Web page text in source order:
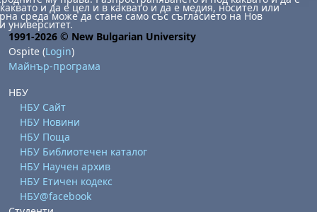
и да е цел и в каквато и да е медия, носител или
среда може да стане само със съгласието на Нов
университет.
1991-2026 © New Bulgarian University
Ospite (Login)
Майнър-програма
НБУ
НБУ Сайт
НБУ Новини
НБУ Поща
НБУ Библиотечен каталог
НБУ Научен архив
НБУ Етичен кодекс
НБУ@facebook